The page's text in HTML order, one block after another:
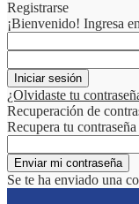
Registrarse
¡Bienvenido! Ingresa
¿Olvidaste tu
Recuperación de
Recupera tu contraseña
Se te ha enviado una